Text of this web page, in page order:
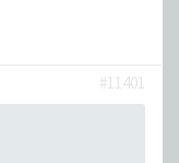
#11401